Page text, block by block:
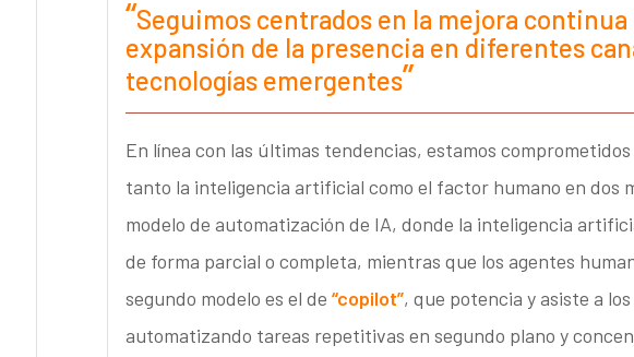
Seguimos centrados en la mejora
expansión de la presencia en diferentes
tecnologías emergentes
En línea con las últimas tendencias, estamos
tanto la inteligencia artificial como el factor humano en dos
modelo de automatización de IA, donde la inteligencia
de forma parcial o completa, mientras que los agentes
segundo modelo es el de “copilot”, que potencia y asiste a
automatizando tareas repetitivas en segundo plano y